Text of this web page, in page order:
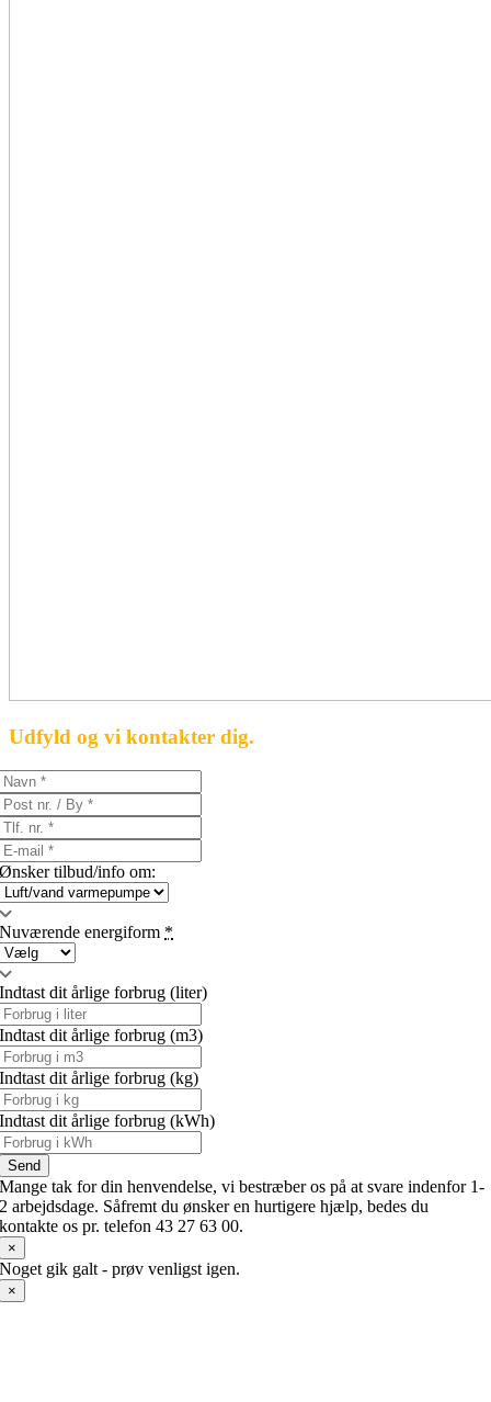
Udfyld og vi kontakter dig.
Ønsker tilbud/info om:
Nuværende energiform *
Indtast dit årlige forbrug (liter)
Indtast dit årlige forbrug (m3)
Indtast dit årlige forbrug (kg)
Indtast dit årlige forbrug (kWh)
Send
Mange tak for din henvendelse, vi bestræber os på at svare indenfor 1-
2 arbejdsdage. Såfremt du ønsker en hurtigere hjælp, bedes du
kontakte os pr. telefon 43 27 63 00.
×
Noget gik galt - prøv venligst igen.
×